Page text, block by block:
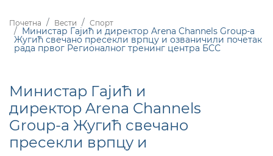
Почетна Вести Спорт
Министар Гајић и директор Arena Channels Group-а
Жугић свечано пресекли врпцу и озваничили почетак
рада првог Регионалног тренинг центра БСС
Министар Гајић и
директор Arena Channels
Group-а Жугић свечано
пресекли врпцу и